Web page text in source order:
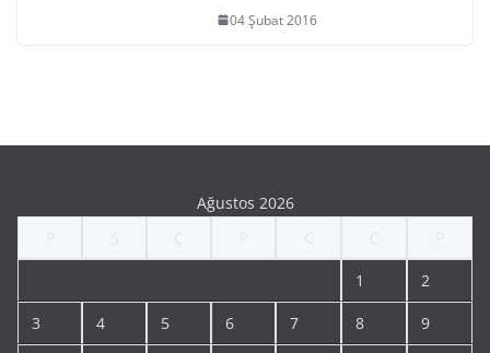
04 Şubat 2016
Ağustos 2026
1 2
3 4 5 6 7 8 9